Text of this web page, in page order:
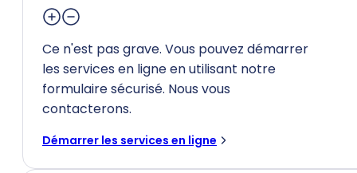
Ce n'est pas grave. Vous pouvez démarrer
les services en ligne en utilisant notre
formulaire sécurisé. Nous vous
contacterons.
Démarrer les services en ligne